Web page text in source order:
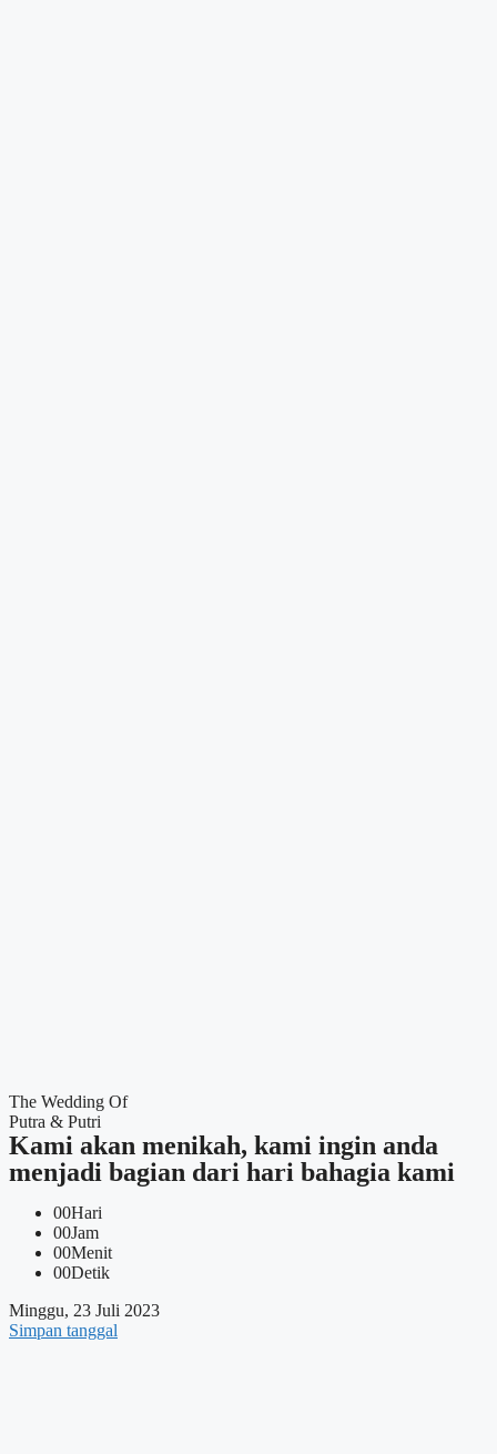
The Wedding Of
Putra & Putri
Kami akan menikah, kami ingin anda
menjadi bagian dari hari bahagia kami
00Hari
00Jam
00Menit
00Detik
Minggu, 23 Juli 2023
Simpan tanggal